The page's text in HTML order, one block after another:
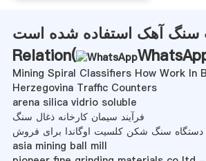
سنگ آهک استفاده شده است
Relation(
Mining Spiral Classifiers How Work In
Herzegovina Traffic Counters
arena silica vidrio soluble
فرآیند سیمان کارخانه ذغال سنگ
دستگاه سنگ شکن کلسیت اوگاندا برای فروش
asia mining ball mill